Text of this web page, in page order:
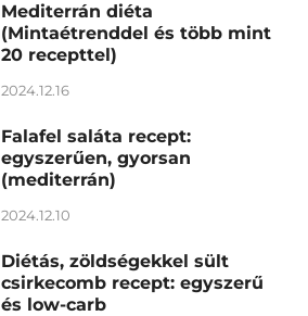
Mediterrán diéta
(Mintaétrenddel és több mint
20 recepttel)
2024.12.16
Falafel saláta recept:
egyszerűen, gyorsan
(mediterrán)
2024.12.10
Diétás, zöldségekkel sült
csirkecomb recept: egyszerű
és low-carb